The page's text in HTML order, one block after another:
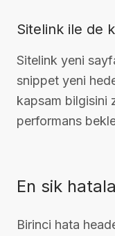
Sitelink ile de
Sitelink yeni
snippet yeni
kapsam bilgisini
performans
En sik
Birinci hata